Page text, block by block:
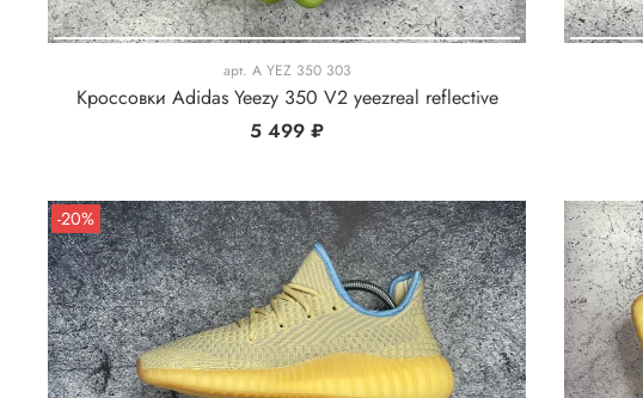
арт. A YEZ 350 303
Кроссовки Adidas Yeezy 350 V2 yeezreal reflective
5 499 ₽
-20%